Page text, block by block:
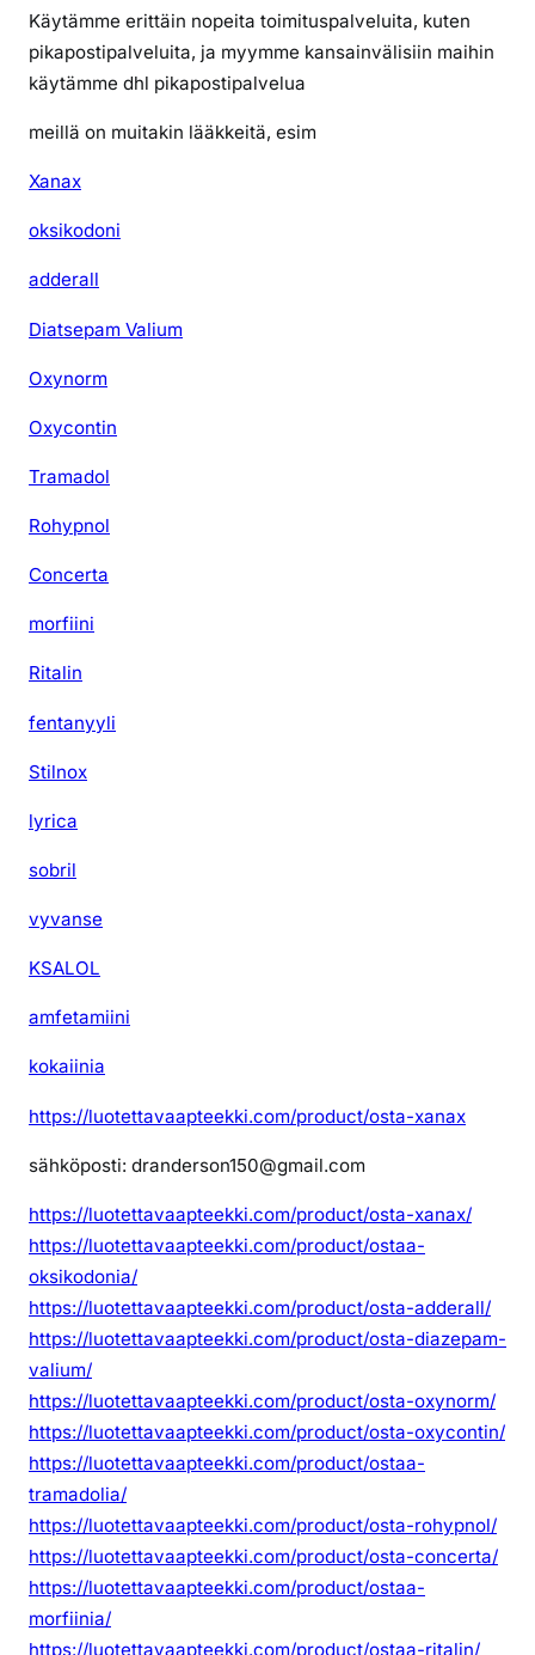
t
a
Käytämme erittäin nopeita toimituspalveluita, kuten
pikapostipalveluita, ja myymme kansainvälisiin maihin
käytämme dhl pikapostipalvelua
meillä on muitakin lääkkeitä, esim
Xanax
oksikodoni
adderall
Diatsepam Valium
Oxynorm
Oxycontin
Tramadol
Rohypnol
Concerta
morfiini
Ritalin
fentanyyli
Stilnox
lyrica
sobril
vyvanse
KSALOL
amfetamiini
kokaiinia
https://luotettavaapteekki.com/product/osta-xanax
sähköposti: dranderson150@gmail.com
https://luotettavaapteekki.com/product/osta-xanax/
https://luotettavaapteekki.com/product/ostaa-
oksikodonia/
https://luotettavaapteekki.com/product/osta-adderall/
https://luotettavaapteekki.com/product/osta-diazepam-
valium/
https://luotettavaapteekki.com/product/osta-oxynorm/
https://luotettavaapteekki.com/product/osta-oxycontin/
https://luotettavaapteekki.com/product/ostaa-
tramadolia/
https://luotettavaapteekki.com/product/osta-rohypnol/
https://luotettavaapteekki.com/product/osta-concerta/
https://luotettavaapteekki.com/product/ostaa-
morfiinia/
https://luotettavaapteekki.com/product/ostaa-ritalin/